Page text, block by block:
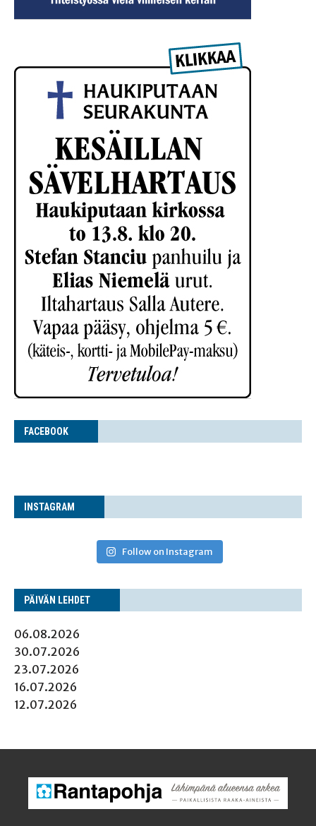
FACE­BOOK
INS­TA­GRAM
Follow on Instagram
PÄI­VÄN LEHDET
06.08.2026
30.07.2026
23.07.2026
16.07.2026
12.07.2026